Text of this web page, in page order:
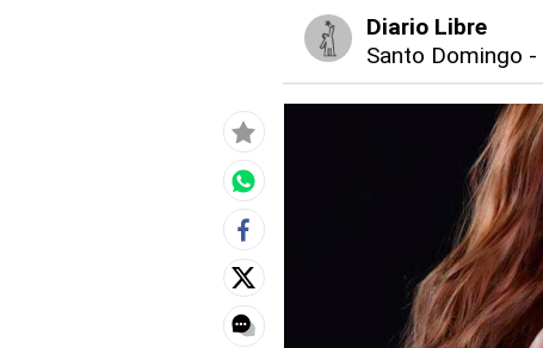
Diario Libre
Santo Domingo -